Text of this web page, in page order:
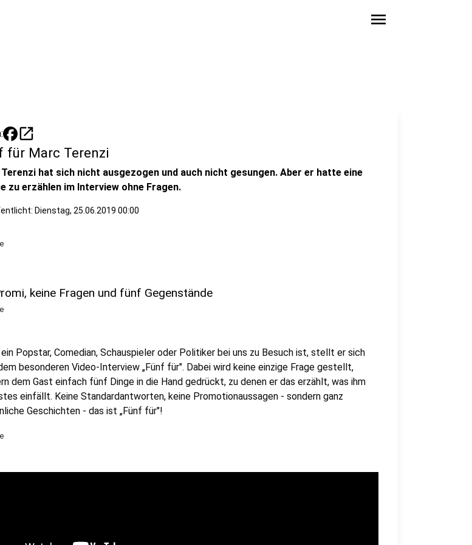
menu
open_in_new
für Marc Terenzi
hat sich nicht ausgezogen und auch nicht gesungen. Aber er hatte eine
zu erzählen im Interview ohne Fragen.
Dienstag, 25.06.2019 00:00
keine Fragen und fünf Gegenstände
ein Popstar, Comedian, Schauspieler oder Politiker bei uns zu Besuch ist, stellt er sich
besonderen Video-Interview „Fünf für". Dabei wird keine einzige Frage gestellt,
dem Gast einfach fünf Dinge in die Hand gedrückt, zu denen er das erzählt, was ihm
einfällt. Keine Standardantworten, keine Promotionaussagen - sondern ganz
Geschichten - das ist „Fünf für"!